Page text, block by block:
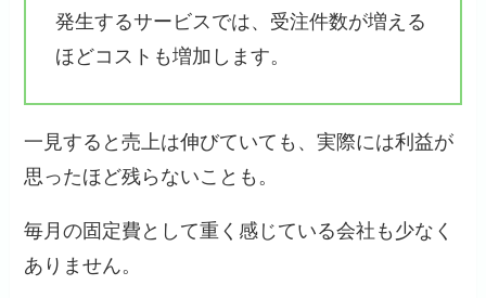
発生するサービスでは、受注件数が増える
ほどコストも増加します。
一見すると売上は伸びていても、実際には利益が
思ったほど残らないことも。
毎月の固定費として重く感じている会社も少なく
ありません。